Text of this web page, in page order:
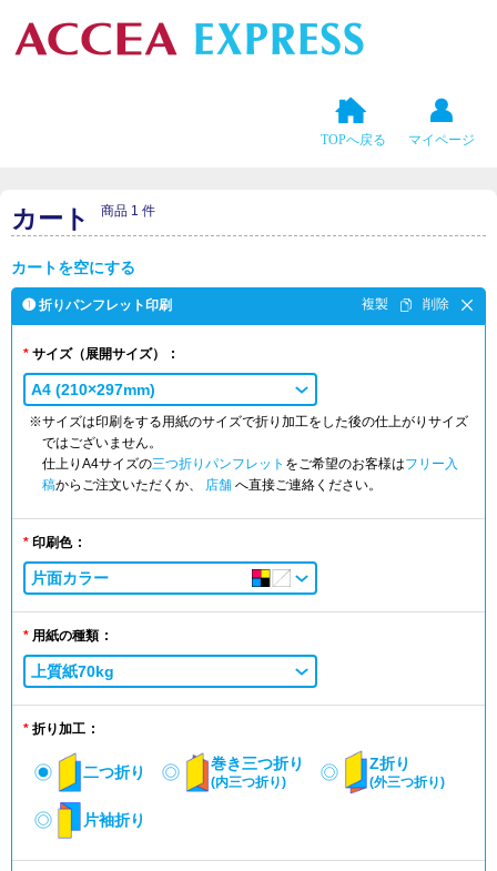
TOPへ戻る マイページ
カート 商品 1 件
カートを空にする
❶ 折りパンフレット印刷
サイズ（展開サイズ）
A4 (210×297mm)
※サイズは印刷をする用紙のサイズで折り加工をした後の仕上がりサイズ
ではございません。
仕上りA4サイズの三つ折りパンフレット をご希望のお客様はフリー入
稿からご注文いただくか、 店舗 へ直接ご連絡ください。
印刷色
片面カラー
用紙の種類
上質紙70kg
折り加工
二つ折り 巻き三つ折り
(内三つ折り)
Z折り
(外三つ折り)
片袖折り